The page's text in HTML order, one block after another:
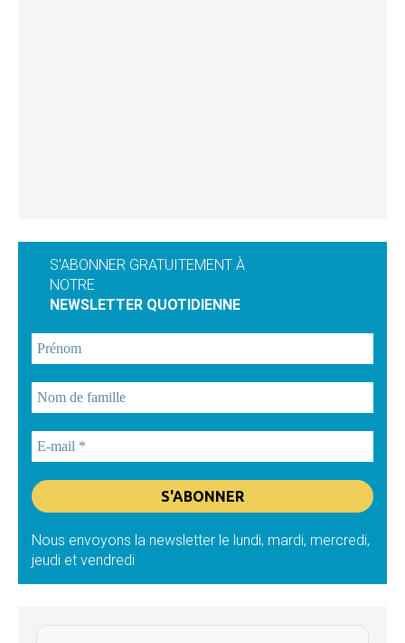
S'ABONNER GRATUITEMENT À
NOTRE
NEWSLETTER QUOTIDIENNE
Nous envoyons la newsletter le lundi, mardi, mercredi,
jeudi et vendredi